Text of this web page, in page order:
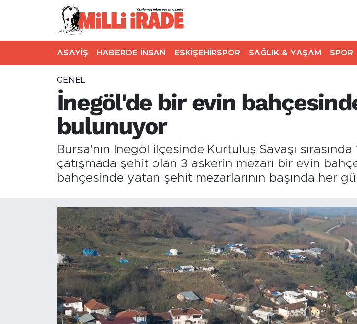
ASAYİŞ HABERDE İNSAN ESKİŞEHİRSPOR SAĞLIK & YAŞAM SPOR
GENEL
İnegöl'de bir evin
bulunuyor
Bursa'nın İnegöl ilçesinde Kurtuluş Savaşı sırasında
çatışmada şehit olan 3 askerin mezarı bir evin
bahçesinde yatan şehit mezarlarının başında her